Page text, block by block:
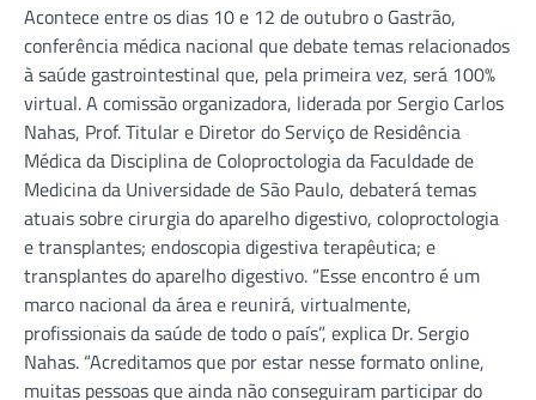
Acontece entre os dias 10 e 12 de outubro o Gastrão,
conferência médica nacional que debate temas relacionados
à saúde gastrointestinal que, pela primeira vez, será 100%
virtual. A comissão organizadora, liderada por Sergio Carlos
Nahas, Prof. Titular e Diretor do Serviço de Residência
Médica da Disciplina de Coloproctologia da Faculdade de
Medicina da Universidade de São Paulo, debaterá temas
atuais sobre cirurgia do aparelho digestivo, coloproctologia
e transplantes; endoscopia digestiva terapêutica; e
transplantes do aparelho digestivo. “Esse encontro é um
marco nacional da área e reunirá, virtualmente,
profissionais da saúde de todo o país”, explica Dr. Sergio
Nahas. “Acreditamos que por estar nesse formato online,
muitas pessoas que ainda não conseguiram participar do